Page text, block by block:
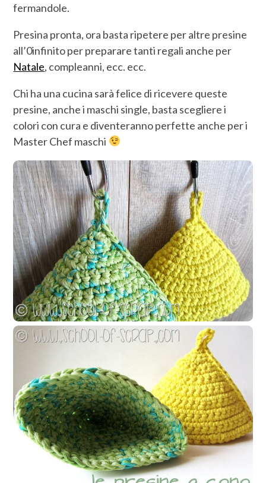
fermandole.
Presina pronta, ora basta ripetere per altre presine
all’0infinito per preparare tanti regali anche per
Natale, compleanni, ecc. ecc.
Chi ha una cucina sarà felice di ricevere queste
presine, anche i maschi single, basta scegliere i
colori con cura e diventeranno perfette anche per i
Master Chef maschi